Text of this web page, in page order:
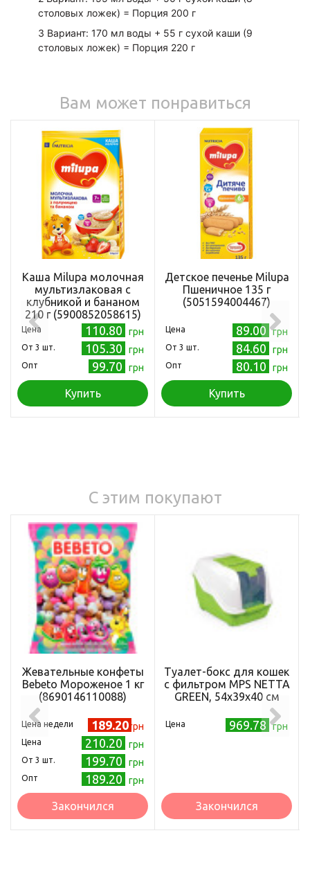
столовых ложек) = Порция 200 г
3 Вариант: 170 мл воды + 55 г сухой каши (9
столовых ложек) = Порция 220 г
Вам может понравиться
Каша Milupa молочная
мультизлаковая с
клубникой и бананом
210 г (5900852058615)
Цена 110.80 грн
Oт 3 шт. 105.30 грн
Опт 99.70 грн
Купить
Детское печенье Milupa
Пшеничное 135 г
(5051594004467)
Цена 89.00 грн
Oт 3 шт. 84.60 грн
Опт 80.10 грн
Купить
С этим покупают
Жевательные конфеты
Bebeto Мороженое 1 кг
(8690146110088)
Цена недели 189.20 грн
Цена 210.20 грн
Oт 3 шт. 199.70 грн
Опт 189.20 грн
Закончился
Туалет-бокс для кошек
с фильтром MPS NETTA
GREEN, 54x39x40 см
Цена 969.78 грн
Закончился